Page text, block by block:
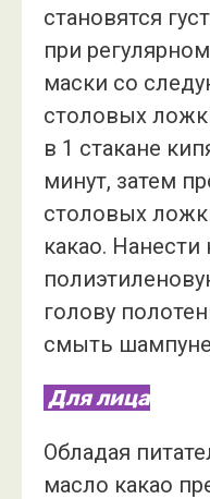
становятся
при
маски со
столовых
в 1 стакане
минут, затем
столовых
какао.
голову
смыть
Для лица
Обладая
масло какао